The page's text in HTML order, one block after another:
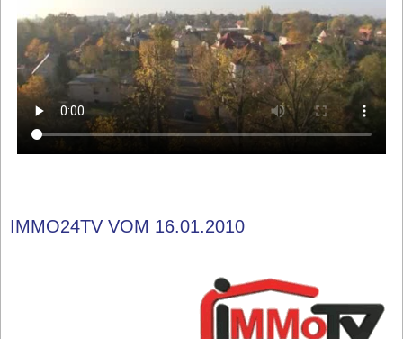
IMMO24TV VOM 16.01.2010